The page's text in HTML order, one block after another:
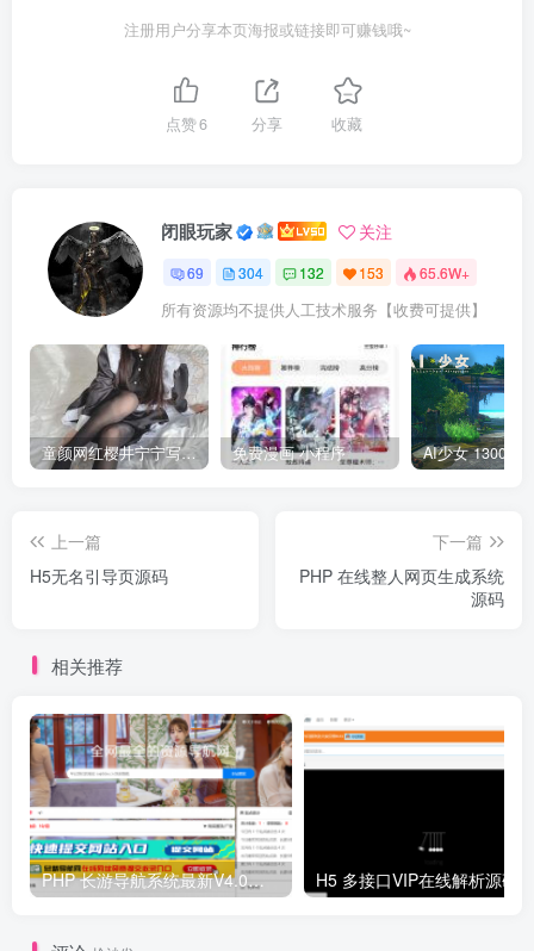
注册用户分享本页海报或链接即可赚钱哦~
点赞6 分享 收藏
闭眼玩家 关注
69 304 132 153 65.6W+
所有资源均不提供人工技术服务【收费可提供】
童颜网红樱井宁宁写真集套图 免费漫画 小程序
上一篇
H5无名引导页源码
下一篇
PHP 在线整人网页生成系统
源码
相关推荐
PHP 长游导航系统最新V4.0开源可运营正版 源码 H5 多接口VIP在线解析源码